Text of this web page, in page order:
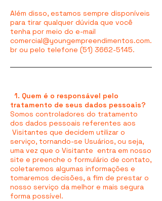
Além disso, estamos sempre disponíveis
para tirar qualquer dúvida que você
tenha por meio do e-mail
comercial@youngempreendimentos.com.
br ou pelo telefone (51) 3662-5145.
1. Quem é o responsável pelo
tratamento de seus dados pessoais?
Somos controladores do tratamento
dos dados pessoais referentes aos
Visitantes que decidem utilizar o
serviço, tornando-se Usuários, ou seja,
uma vez que o Visitante entra em nosso
site e preenche o formulário de contato,
coletaremos algumas informações e
tomaremos decisões, a fim de prestar o
nosso serviço da melhor e mais segura
forma possível.